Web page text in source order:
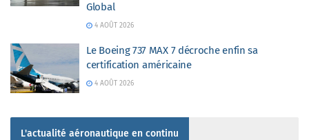
Global
4 AOÛT 2026
Le Boeing 737 MAX 7 décroche enfin sa
certification américaine
4 AOÛT 2026
L'actualité aéronautique en continu